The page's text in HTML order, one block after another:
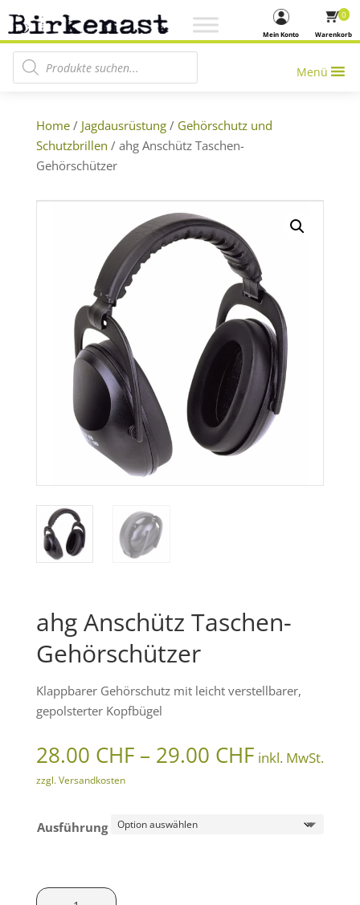
Warenkorb
0
Mein Konto
Products search
Menü
Home/ Jagdausrüstung/ Gehörschutz und
Schutzbrillen / ahg Anschütz Taschen-
Gehörschützer
ahg Anschütz Taschen-
Gehörschützer
Klappbarer Gehörschutz mit leicht verstellbarer,
gepolsterter Kopfbügel
28.00 CHF – 29.00 CHF inkl. MwSt.
zzgl. Versandkosten
Ausführung
ahg